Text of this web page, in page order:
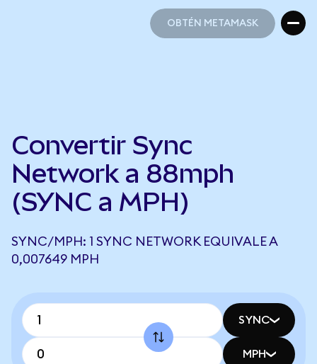
OBTÉN METAMASK
Convertir Sync
Network a 88mph
(SYNC a MPH)
SYNC/MPH: 1 SYNC NETWORK EQUIVALE A
0,007649 MPH
SYNC
MPH